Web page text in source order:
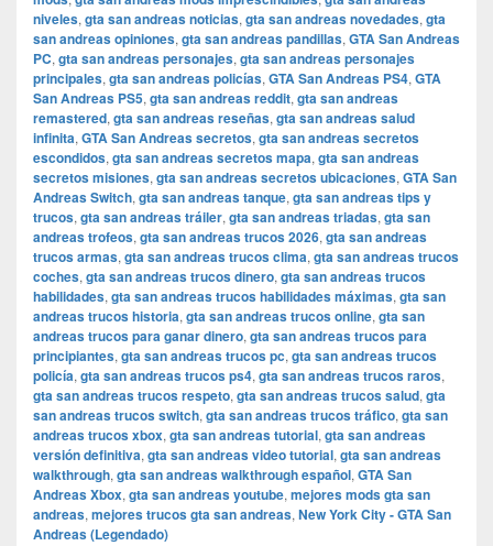
niveles, gta san andreas noticias, gta san andreas novedades, gta
san andreas opiniones, gta san andreas pandillas, GTA San Andreas
PC, gta san andreas personajes, gta san andreas personajes
principales, gta san andreas policías, GTA San Andreas PS4, GTA
San Andreas PS5, gta san andreas reddit, gta san andreas
remastered, gta san andreas reseñas, gta san andreas salud
infinita, GTA San Andreas secretos, gta san andreas secretos
escondidos, gta san andreas secretos mapa, gta san andreas
secretos misiones, gta san andreas secretos ubicaciones, GTA San
Andreas Switch, gta san andreas tanque, gta san andreas tips y
trucos, gta san andreas tráiler, gta san andreas triadas, gta san
andreas trofeos, gta san andreas trucos 2026, gta san andreas
trucos armas, gta san andreas trucos clima, gta san andreas trucos
coches, gta san andreas trucos dinero, gta san andreas trucos
habilidades, gta san andreas trucos habilidades máximas, gta san
andreas trucos historia, gta san andreas trucos online, gta san
andreas trucos para ganar dinero, gta san andreas trucos para
principiantes, gta san andreas trucos pc, gta san andreas trucos
policía, gta san andreas trucos ps4, gta san andreas trucos raros,
gta san andreas trucos respeto, gta san andreas trucos salud, gta
san andreas trucos switch, gta san andreas trucos tráfico, gta san
andreas trucos xbox, gta san andreas tutorial, gta san andreas
versión definitiva, gta san andreas video tutorial, gta san andreas
walkthrough, gta san andreas walkthrough español, GTA San
Andreas Xbox, gta san andreas youtube, mejores mods gta san
andreas, mejores trucos gta san andreas, New York City - GTA San
Andreas (Legendado)